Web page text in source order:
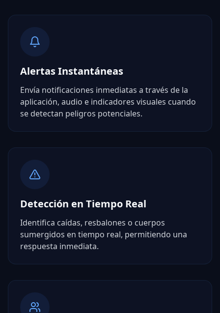
Alertas Instantáneas
Envía notificaciones inmediatas a través de la
aplicación, audio e indicadores visuales cuando
se detectan peligros potenciales.
Detección en Tiempo Real
Identifica caídas, resbalones o cuerpos
sumergidos en tiempo real, permitiendo una
respuesta inmediata.